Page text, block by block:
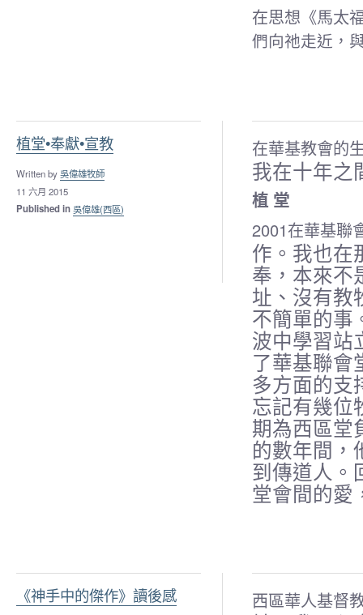
在思想《馬太
們向祂走近，
植堂•奉獻•宣教
Written by吳偉雄牧師
11 六月 2015
Published in吳偉雄(西區)
在華基教會的
我在十年之
植 堂
2001在華基聯
作。我也在
奉，本來不
址、沒有教
不簡單的事
波中學習站
了華基聯會
多方面的支
忘記有幾位
期為西區堂
的數年間，
到傳道人。
堂會間的愛
《神手中的傑作》讀後感 西區華人基督